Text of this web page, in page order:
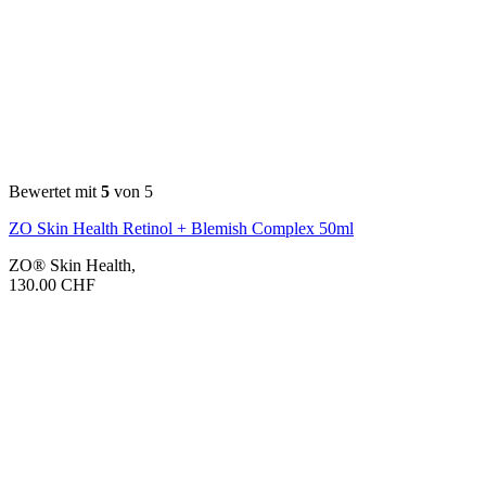
Bewertet mit 5 von 5
ZO Skin Health Retinol + Blemish Complex 50ml
ZO® Skin Health,
130.00 CHF